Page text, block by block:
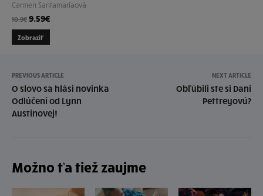
Carmen Santamaríaová
10.9€ 9.59€
Zobraziť
PREVIOUS ARTICLE
O slovo sa hlási novinka
Odlúčení od Lynn
Austinovej!
NEXT ARTICLE
Obľúbili ste si Dani
Pettreyovú?
Možno ťa tiež zaujme